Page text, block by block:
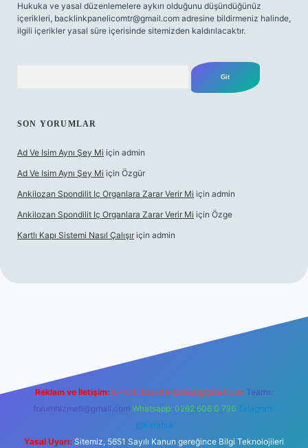
Hukuka ve yasal düzenlemelere aykırı olduğunu düşündüğünüz
içerikleri, backlinkpanelicomtr@gmail.com adresine bildirmeniz halinde,
ilgili içerikler yasal süre içerisinde sitemizden kaldırılacaktır.
SON YORUMLAR
Ad Ve Isim Aynı Şey Mi için admin
Ad Ve Isim Aynı Şey Mi için Özgür
Ankilozan Spondilit Iç Organlara Zarar Verir Mi için admin
Ankilozan Spondilit Iç Organlara Zarar Verir Mi için Özge
Kartlı Kapı Sistemi Nasıl Çalışır için admin
Reklam ve İletişim: E-mail: backlinkpaneli@gmail.com Teams:
forumhizmeti@gmail.com Whatsapp: 0262 606 0 726 Telegram:
@karabul
Yasal Uyarı: Sitemiz, 5651 Sayılı Kanun gereğince Bilgi Teknolojileri